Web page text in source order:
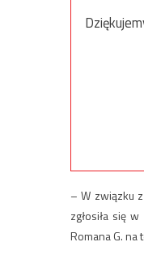
– W związku
zgłosiła się
Romana G.